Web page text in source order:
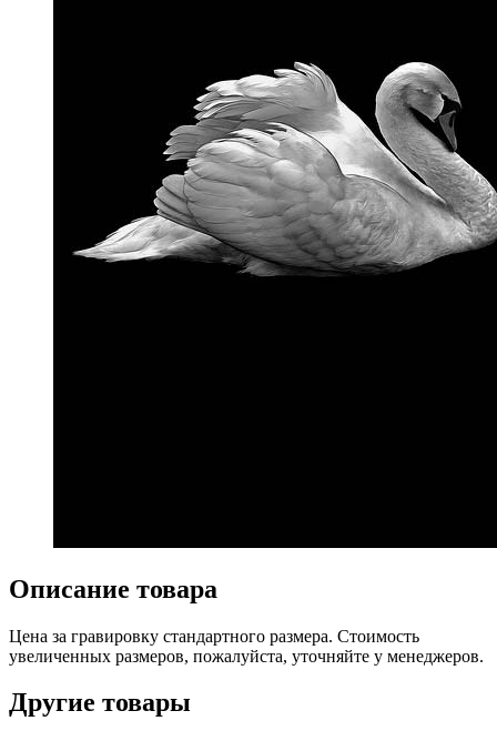
Описание товара
Цена за гравировку стандартного размера. Стоимость
увеличенных размеров, пожалуйста, уточняйте у менеджеров.
Другие товары